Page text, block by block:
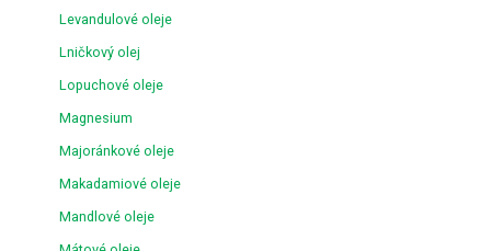
Levandulové oleje
Lničkový olej
Lopuchové oleje
Magnesium
Majoránkové oleje
Makadamiové oleje
Mandlové oleje